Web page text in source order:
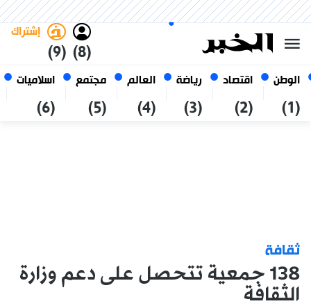
الوطن
(1)
اقتصاد
(2)
رياضة
(3)
العالم
(4)
مجتمع
(5)
اسلاميات
(6)
(8)
إشتراك
(9)
أغسطس 2026
الجزائر
ثقافة
138 جمعية تتحصل على دعم وزارة
الثقافة